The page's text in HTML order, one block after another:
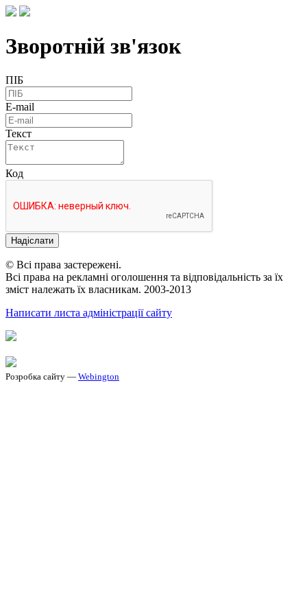
Зворотній зв'язок
ПІБ
E-mail
Текст
Код
Надіслати
© Всі права застережені.
Всі права на рекламні оголошення та відповідальність за їх
зміст належать їх власникам. 2003-2013
Написати листа адміністрації сайту
Розробка сайту — Webington